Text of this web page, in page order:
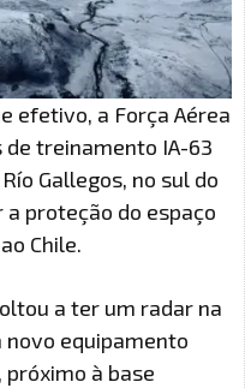
efetivo, a Força Aérea
treinamento IA-63
Gallegos, no sul do
proteção do espaço
Chile.
a ter um radar na
novo equipamento
próximo à base